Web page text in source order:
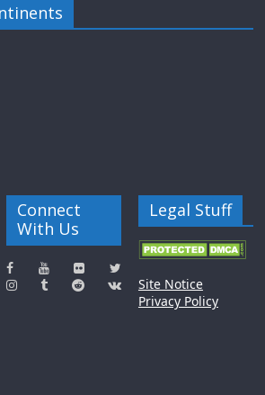
Connect
With Us
Legal Stuff
Site Notice
Privacy Policy